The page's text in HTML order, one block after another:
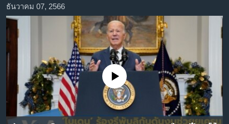
ข้าม
ไป
ค้นหา
สหรัฐฯ
ไทย
ธุรกิจ
วิทยาศาสตร์
สังคมและสุขภาพ
ไลฟ์สไตล์
ตรวจสอบข่าว
ธันวาคม 07, 2566
No media source currently available